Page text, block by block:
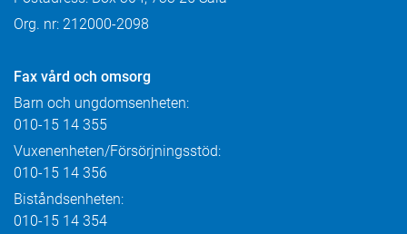
Org. nr: 212000-2098
Fax vård och omsorg
Barn och ungdomsenheten:
010-15 14 355
Vuxenenheten/Försörjningsstöd:
010-15 14 356
Biståndsenheten:
010-15 14 354